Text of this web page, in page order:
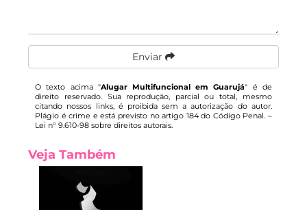
Enviar
O texto acima "Alugar Multifuncional em Guarujá" é de
direito reservado. Sua reprodução, parcial ou total, mesmo
citando nossos links, é proibida sem a autorização do autor.
Plágio é crime e está previsto no artigo 184 do Código Penal. –
Lei n° 9.610-98 sobre direitos autorais.
Veja Também